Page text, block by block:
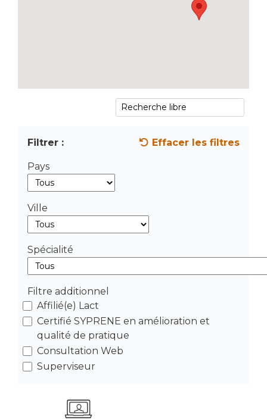
Filtrer : Effacer les filtres
Pays
Ville
Spécialité
Filtre additionnel
Affilié(e) Lact
Certifié SYPRENE en amélioration et
qualité de pratique
Consultation Web
Superviseur